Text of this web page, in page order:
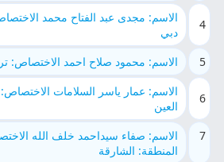
4
الاسم: مجدى عبد الفتاح محمد
دبي
5
الاسم: محمود صلاح احمد الاختصاص:
6
الاسم: عمار ياسر السلامات
العين
7
الاسم: صفاء سيداحمد خلف الله
المنطقة: الشارقة